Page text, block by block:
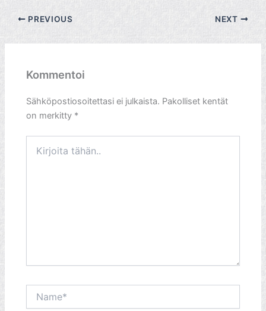
PREVIOUS NEXT
Kommentoi
Sähköpostiosoitettasi ei julkaista. Pakolliset kentät
on merkitty *
tähän..